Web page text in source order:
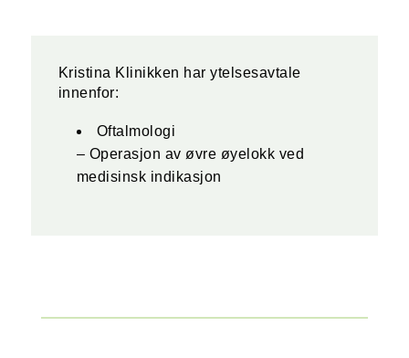
Kristina Klinikken har ytelsesavtale
innenfor:
Oftalmologi
– Operasjon av øvre øyelokk ved
medisinsk indikasjon